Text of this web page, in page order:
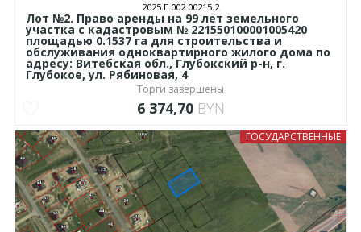
2025.Г.002.00215.2
Лот №2. Право аренды на 99 лет земельного
участка с кадастровым № 221550100001005420
площадью 0.1537 га для строительства и
обслуживания одноквартирного жилого дома по
адресу: Витебская обл., Глубокский р-н, г.
Глубокое, ул. Рябиновая, 4
Торги завершены
6 374,70 BYN
ГОСУДАРСТВЕННЫЕ